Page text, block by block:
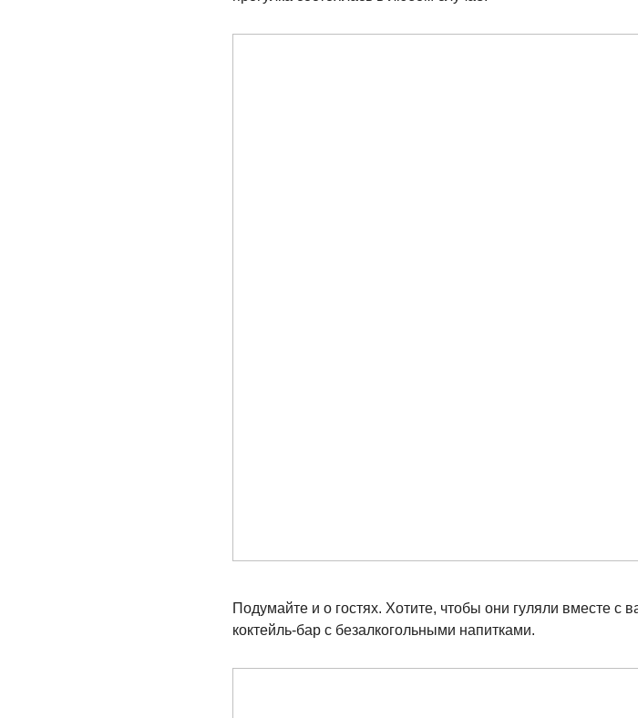
Подумайте и о гостях. Хотите, чтобы они гуляли вместе
коктейль-бар с безалкогольными напитками.